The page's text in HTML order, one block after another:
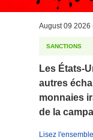
August 09 2026
SANCTIONS
Les États-
autres
monnaies
de la
Lisez